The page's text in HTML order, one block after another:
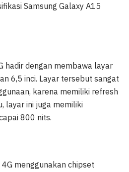
Samsung Galaxy A15
hadir dengan membawa layar
6,5 inci. Layar tersebut sangat
karena memiliki refresh
layar ini juga memiliki
800 nits.
menggunakan chipset